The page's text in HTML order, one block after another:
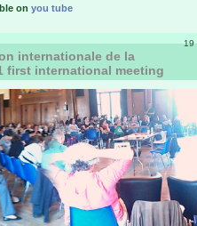
on you tube
19
internationale de la
first international meeting